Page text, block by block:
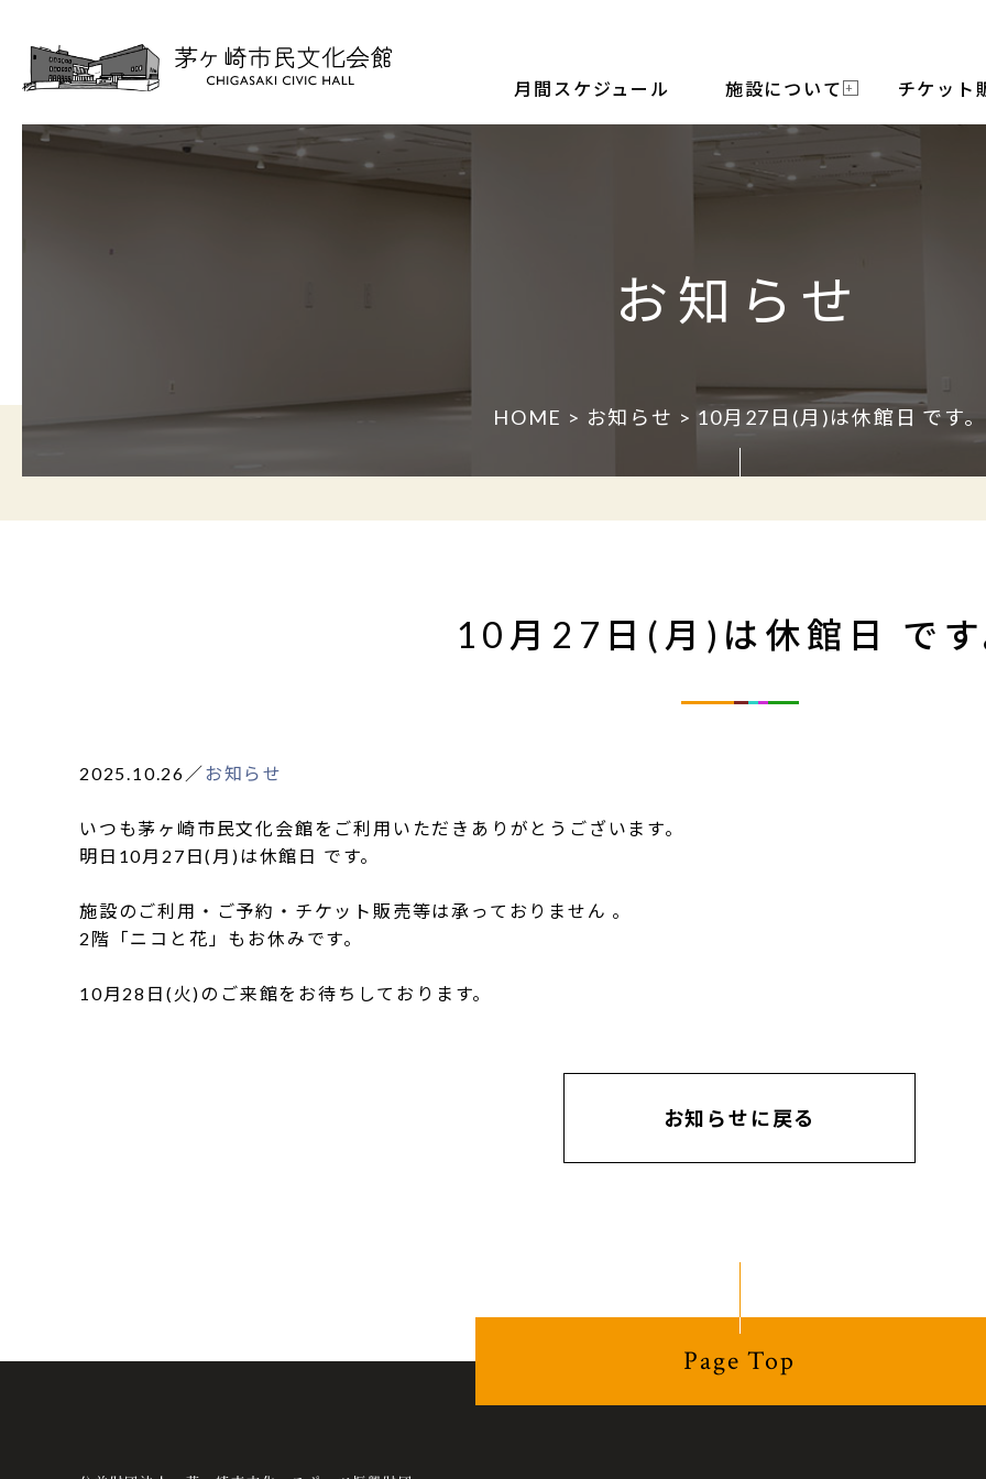
月間スケジュール 施設について チケット
お知らせ
HOME > お知らせ > 10月27日(月)は休館日 です。
10月27日(月)は休館日 で
2025.10.26 ／ お知らせ
いつも茅ヶ崎市民文化会館をご利用いただきありがとうございます。
明日10月27日(月)は休館日 です。
施設のご利用・ご予約・チケット販売等は承っておりません 。
2階「ニコと花」もお休みです。
10月28日(火)のご来館をお待ちしております。
お知らせに戻る
Page Top